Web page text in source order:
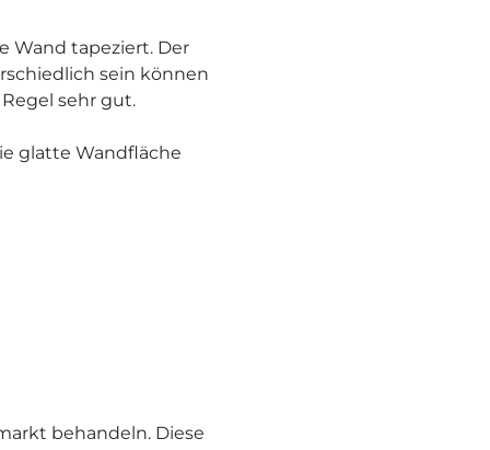
Wand tapeziert. Der
sein können
sehr gut.
glatte Wandfläche
behandeln. Diese